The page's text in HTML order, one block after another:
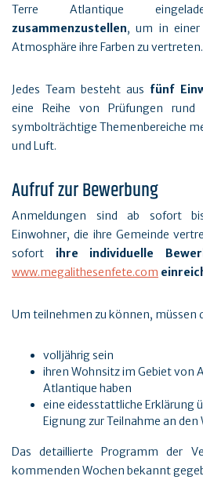
Terre Atlantique
zusammenzustellen, um in einer
Atmosphäre ihre Farben zu vertreten.
Jedes Team besteht aus fünf
eine Reihe von Prüfungen
symbolträchtige Themenbereiche
und Luft.
Aufruf zur Bewerbung
Anmeldungen sind ab sofort
Einwohner, die ihre Gemeinde
sofort ihre individuelle
www.megalithesenfete.com
Um teilnehmen zu können, müssen
volljährig sein
ihren Wohnsitz im Gebiet von
Atlantique haben
eine eidesstattliche Erklärung
Eignung zur Teilnahme an
Das detaillierte Programm der
kommenden Wochen bekannt